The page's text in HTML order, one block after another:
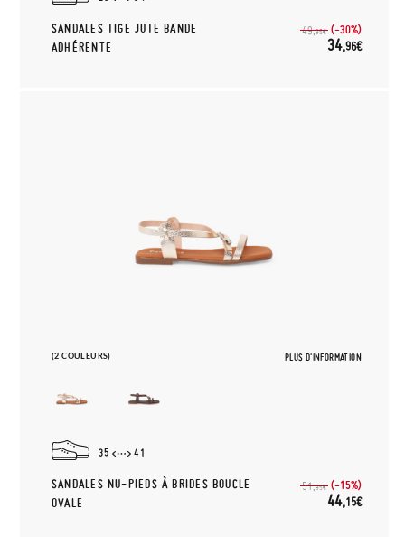
SANDALES TIGE JUTE BANDE
ADHÉRENTE
49,95€ (-30%)
34,96€
(2 COULEURS) PLUS D'INFORMATION
35 41
SANDALES NU-PIEDS À BRIDES BOUCLE
OVALE
51,95€ (-15%)
44,15€